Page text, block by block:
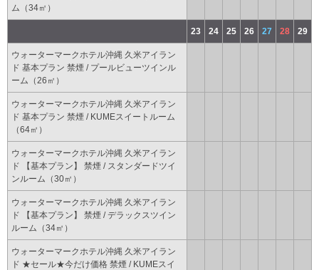
ム（34㎡）
23 24 25 26 27 28 29
ウォーターマークホテル沖縄 久米アイラン
ド 基本プラン 禁煙 / プールビューツインル
ーム（26㎡）
ウォーターマークホテル沖縄 久米アイラン
ド 基本プラン 禁煙 / KUMEスイートルーム
（64㎡）
ウォーターマークホテル沖縄 久米アイラン
ド 【基本プラン】 禁煙 / スタンダードツイ
ンルーム（30㎡）
ウォーターマークホテル沖縄 久米アイラン
ド 【基本プラン】 禁煙 / デラックスツイン
ルーム（34㎡）
ウォーターマークホテル沖縄 久米アイラン
ド ★セール★今だけ価格 禁煙 / KUMEスイ